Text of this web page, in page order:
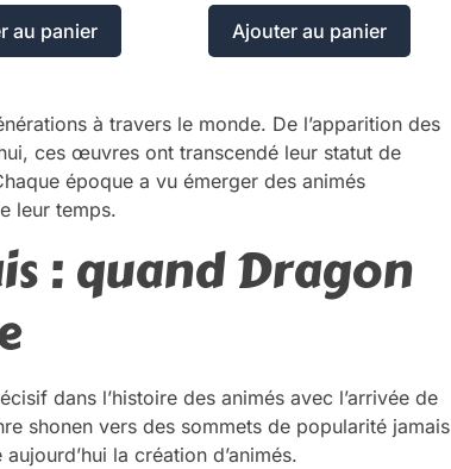
au panier Ajouter au panier
à travers le monde. De l’apparition des
ces œuvres ont transcendé leur statut de
époque a vu émerger des animés
leur temps.
: quand Dragon
dans l’histoire des animés avec l’arrivée de
shonen vers des sommets de popularité jamais
la création d’animés.